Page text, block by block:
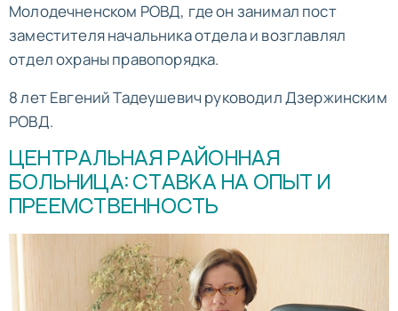
Молодечненском РОВД, где он занимал пост
заместителя начальника отдела и возглавлял
отдел охраны правопорядка.
8 лет Евгений Тадеушевич руководил Дзержинским
РОВД.
ЦЕНТРАЛЬНАЯ РАЙОННАЯ
БОЛЬНИЦА: СТАВКА НА ОПЫТ И
ПРЕЕМСТВЕННОСТЬ